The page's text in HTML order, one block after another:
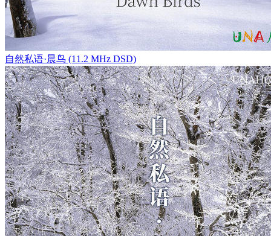
自然私语·晨鸟 (11.2 MHz DSD)